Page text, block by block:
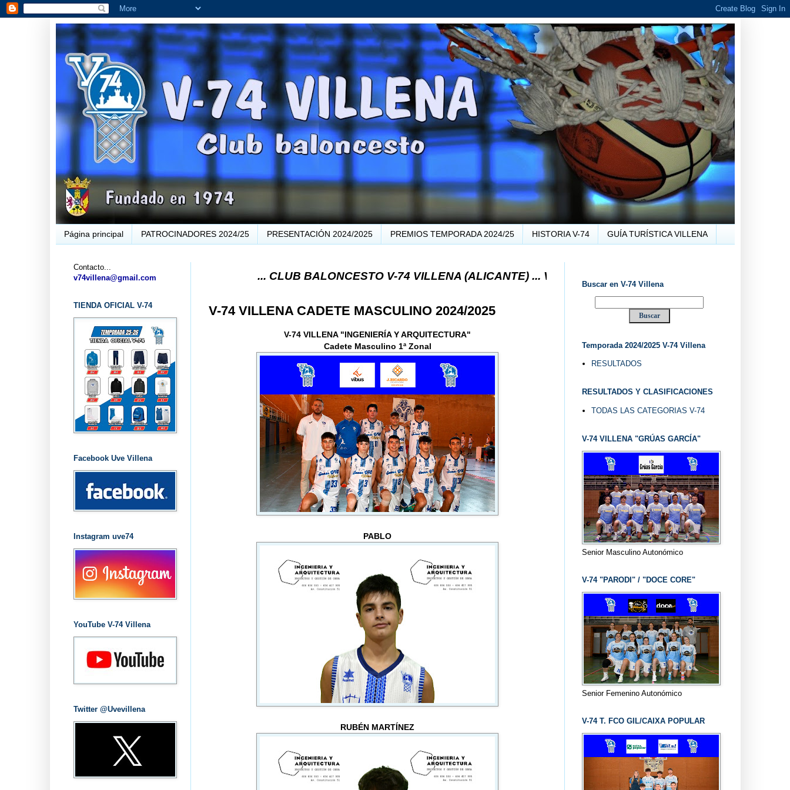
Página principal PATROCINADORES 2024/25 PRESENTACIÓN 2024/2025 PREMIOS TEMPORADA 2024/25 HISTORIA V-74 GUÍA TURÍSTICA VILLENA
... CLUB BALONCESTO V-74 VILLENA (ALICANTE) ... V-74 VILLENA DESDE 1.974 ... EL "UVE" ...
V-74 VILLENA CADETE MASCULINO 2024/2025
V-74 VILLENA "INGENIERÍA Y ARQUITECTURA"
Cadete Masculino 1ª Zonal
PABLO
RUBÉN MARTÍNEZ
Contacto...
v74villena@gmail.com
TIENDA OFICIAL V-74
Facebook Uve Villena
Instagram uve74
YouTube V-74 Villena
Twitter @Uvevillena
Buscar en V-74 Villena
Temporada 2024/2025 V-74 Villena
RESULTADOS
RESULTADOS Y CLASIFICACIONES
TODAS LAS CATEGORIAS V-74
V-74 VILLENA "GRÚAS GARCÍA"
Senior Masculino Autonómico
V-74 "PARODI" / "DOCE CORE"
Senior Femenino Autonómico
V-74 T. FCO GIL/CAIXA POPULAR